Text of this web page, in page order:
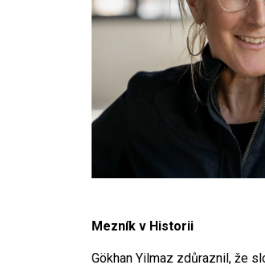
Mezník v Historii
Gökhan Yilmaz zdůraznil, že